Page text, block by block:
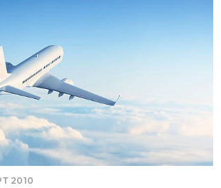
2010